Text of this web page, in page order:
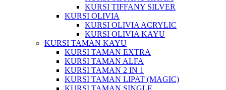
KURSI TIFFANY SILVER
KURSI OLIVIA
KURSI OLIVIA ACRYLIC
KURSI OLIVIA KAYU
KURSI TAMAN KAYU
KURSI TAMAN EXTRA
KURSI TAMAN ALFA
KURSI TAMAN 2 IN 1
KURSI TAMAN LIPAT (MAGIC)
KURSI TAMAN SINGLE